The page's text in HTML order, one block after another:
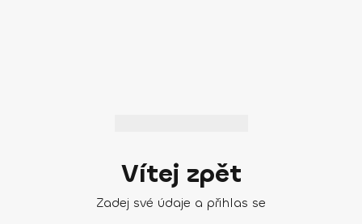
Vítej zpět
Zadej své údaje a přihlas se